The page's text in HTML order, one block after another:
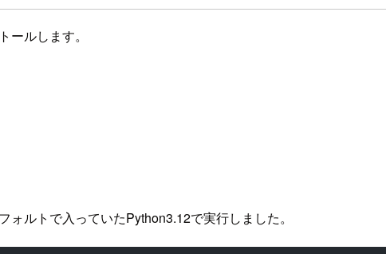
ールします。
ルトで入っていたPython3.12で実行しました。